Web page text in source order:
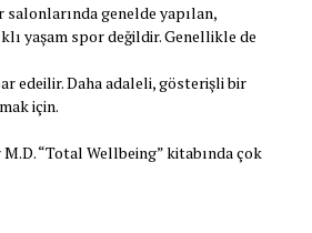
genelde yapılan,
yaşam spor değildir. Genellikle de
edeilir. Daha adaleli, gösterişli bir
için.
“Total Wellbeing” kitabında çok